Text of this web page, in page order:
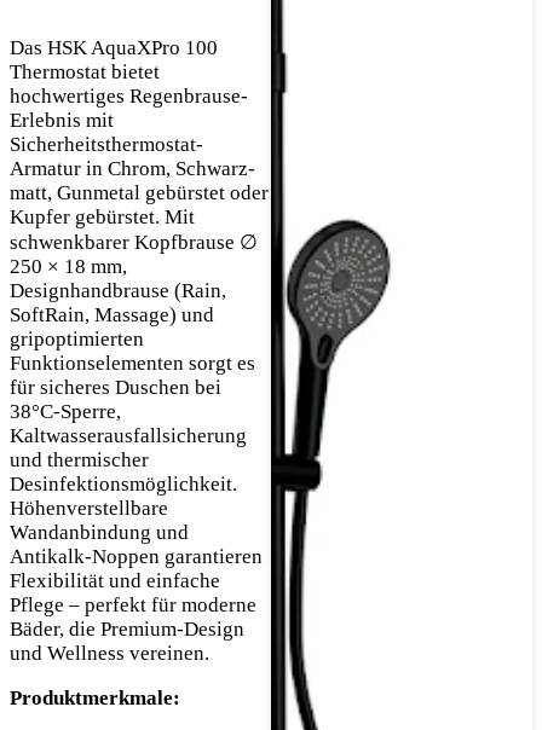
Das HSK AquaXPro 100
Thermostat bietet
hochwertiges Regenbrause-
Erlebnis mit
Sicherheitsthermostat-
Armatur in Chrom, Schwarz-
matt, Gunmetal gebürstet oder
Kupfer gebürstet. Mit
schwenkbarer Kopfbrause ∅
250 × 18 mm,
Designhandbrause (Rain,
SoftRain, Massage) und
gripoptimierten
Funktionselementen sorgt es
für sicheres Duschen bei
38°C-Sperre,
Kaltwasserausfallsicherung
und thermischer
Desinfektionsmöglichkeit.
Höhenverstellbare
Wandanbindung und
Antikalk-Noppen garantieren
Flexibilität und einfache
Pflege – perfekt für moderne
Bäder, die Premium-Design
und Wellness vereinen.
Produktmerkmale: